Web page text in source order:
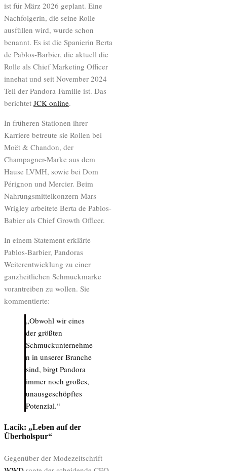
ist für März 2026 geplant. Eine
Nachfolgerin, die seine Rolle
ausfüllen wird, wurde schon
benannt. Es ist die Spanierin Berta
de Pablos-Barbier, die aktuell die
Rolle als Chief Marketing Officer
innehat und seit November 2024
Teil der Pandora-Familie ist. Das
berichtet JCK online.
In früheren Stationen ihrer
Karriere betreute sie Rollen bei
Moët & Chandon, der
Champagner-Marke aus dem
Hause LVMH, sowie bei Dom
Pérignon und Mercier. Beim
Nahrungsmittelkonzern Mars
Wrigley arbeitete Berta de Pablos-
Babier als Chief Growth Officer.
In einem Statement erklärte
Pablos-Barbier, Pandoras
Weiterentwicklung zu einer
ganzheitlichen Schmuckmarke
vorantreiben zu wollen. Sie
kommentierte:
„Obwohl wir eines
der größten
Schmuckunternehme
n in unserer Branche
sind, birgt Pandora
immer noch großes,
unausgeschöpftes
Potenzial.“
Lacik: „Leben auf der
Überholspur“
Gegenüber der Modezeitschrift